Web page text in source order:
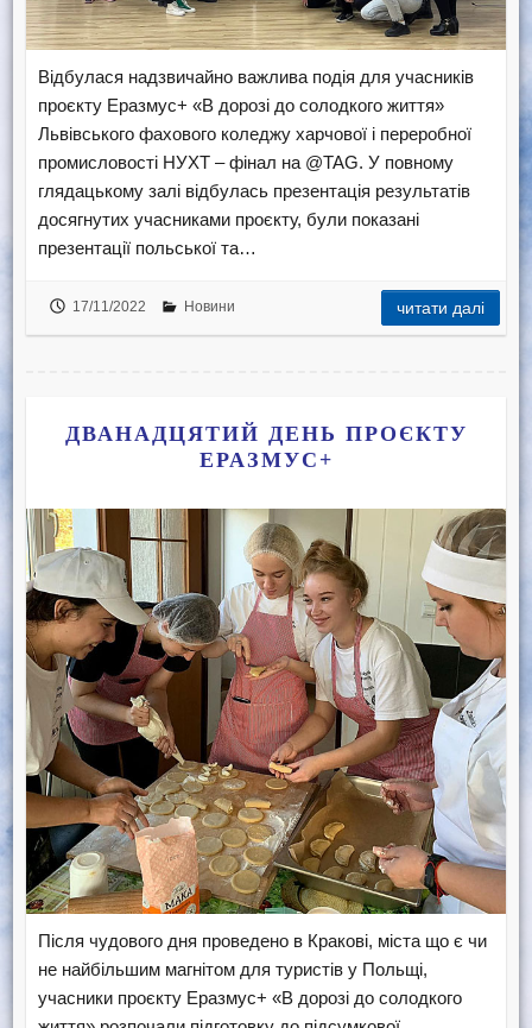
Відбулася надзвичайно важлива подія для учасників
проєкту Еразмус+ «В дорозі до солодкого життя»
Львівського фахового коледжу харчової і переробної
промисловості НУХТ – фінал на @TAG. У повному
глядацькому залі відбулась презентація результатів
досягнутих учасниками проєкту, були показані
презентації польської та…
17/11/2022 Новини читати далі
ДВАНАДЦЯТИЙ ДЕНЬ ПРОЄКТУ
ЕРАЗМУС+
Після чудового дня проведено в Кракові, міста що є чи
не найбільшим магнітом для туристів у Польщі,
учасники проєкту Еразмус+ «В дорозі до солодкого